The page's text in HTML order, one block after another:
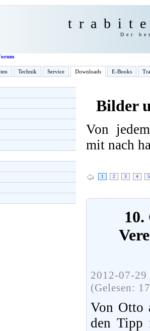
Der
Technik Service Downloads E-Books
Bilder
Von
mit nach
1 2 3 4 5
2012-07-
(Gelesen:
Von Otto
den Tipp